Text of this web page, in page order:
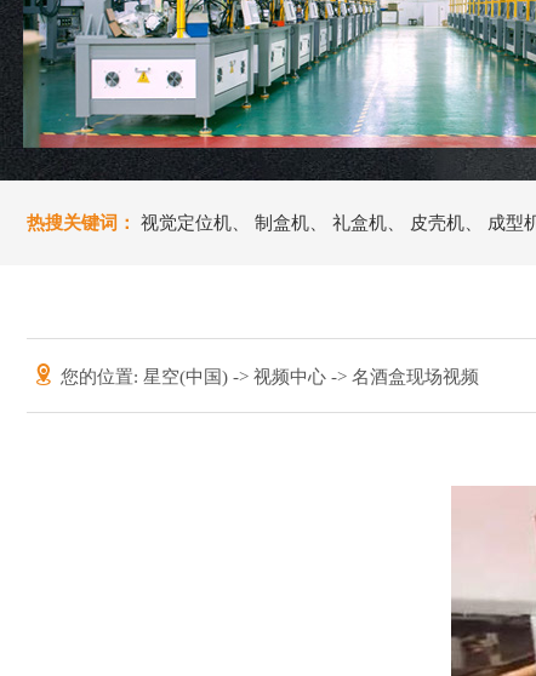
热搜关键词： 视觉定位机 制盒机 礼盒机 皮壳机 成型
您的位置: 星空(中国) -> 视频中心 -> 名酒盒现场视频